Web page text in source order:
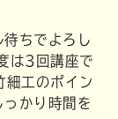
ちでよろし
は3回講座で
細工のポイン
っかり時間を